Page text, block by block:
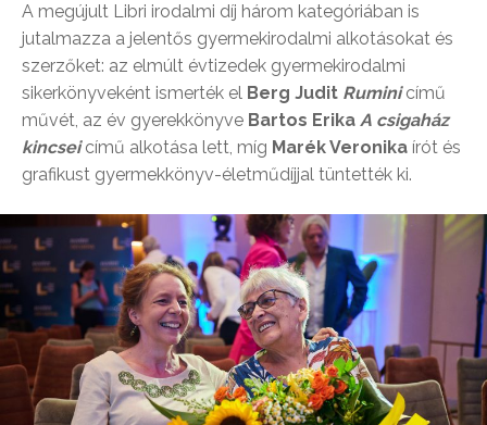
A megújult Libri irodalmi díj három kategóriában is
jutalmazza a jelentős gyermekirodalmi alkotásokat és
szerzőket: az elmúlt évtizedek gyermekirodalmi
sikerkönyveként ismerték el Berg Judit Ruminicímű
művét, az év gyerekkönyve Bartos Erika A csigaház
kincseicímű alkotása lett, míg Marék Veronika írót és
grafikust gyermekkönyv-életműdíjjal tüntették ki.